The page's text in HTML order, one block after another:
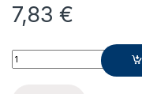
7,83€
Maska za Huawei p20 lite